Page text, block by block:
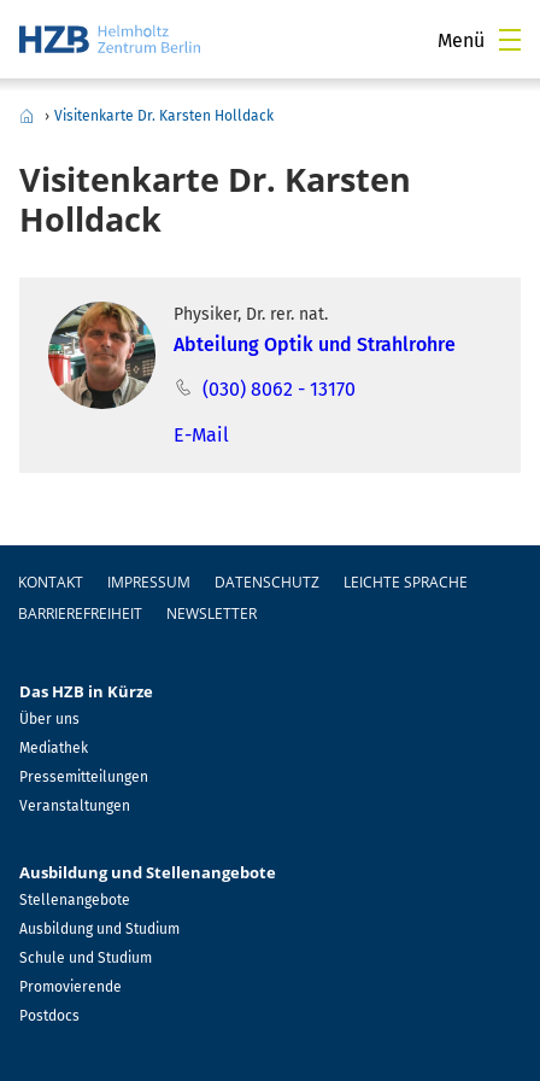
Menü
› Visitenkarte Dr. Karsten Holldack
Visitenkarte Dr. Karsten
Holldack
Physiker, Dr. rer. nat.
Abteilung Optik und Strahlrohre
(030) 8062 - 13170
E-Mail
Fußzeile
KONTAKT IMPRESSUM DATENSCHUTZ
LEICHTE SPRACHE
BARRIEREFREIHEIT
NEWSLETTER
Das HZB in Kürze
Über uns
Mediathek
Pressemitteilungen
Veranstaltungen
Ausbildung und Stellenangebote
Stellenangebote
Ausbildung und Studium
Schule und Studium
Promovierende
Postdocs